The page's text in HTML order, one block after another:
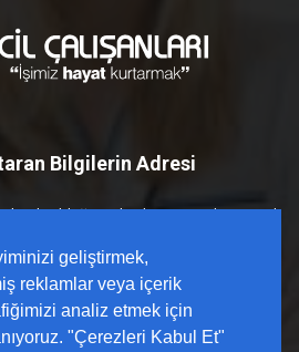
Bilgilerin Adresi
olduğu anlarda yanınızdayız. Acil
sahada karşılığı olan, güncel
ve hızlı erişilebilir içerikleri sizlerle
geliştirmek,
reklamlar veya içerik
analiz etmek için
"Çerezleri Kabul Et"